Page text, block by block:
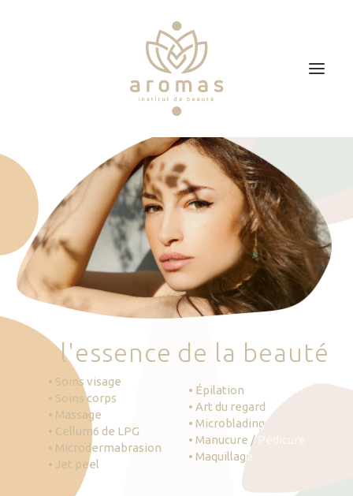
Soins
Je veux faire un bon cadeau
Plan d’accès
Prendre RDV
l'essence de la beauté
• Soins visage
• Soins corps
• Massage
• Cellum6 de LPG
• Microdermabrasion
• Jet peel
• Épilation
• Art du regard
• Microblading
• Manucure / Pédicure
• Maquillage